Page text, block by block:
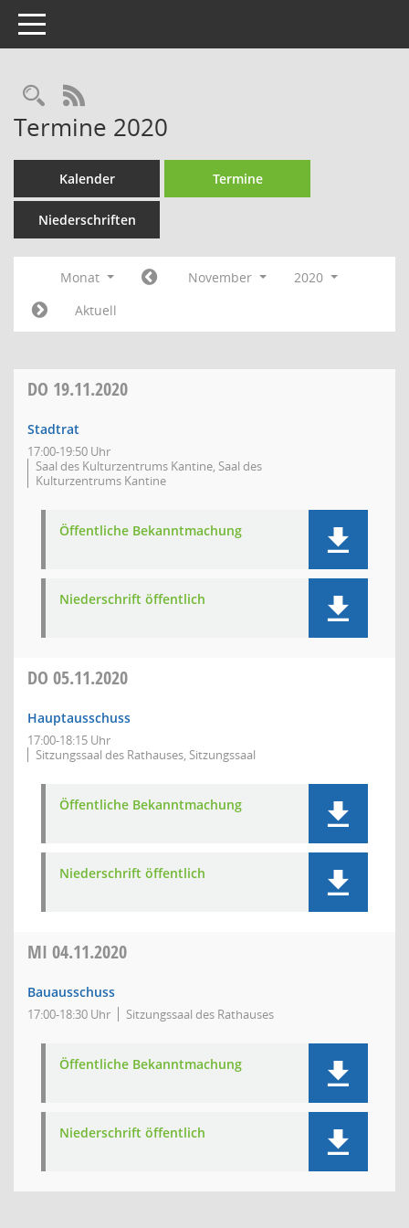
Toggle navigation
Rechercheauswahl
RSS-Feed
Termine 2020
Kalender Termine
Niederschriften
Monat November
2020
Aktuell
DO 19.11.2020
Stadtrat
17:00-19:50 Uhr
Saal des Kulturzentrums Kantine, Saal des
Kulturzentrums Kantine
Öffentliche Bekanntmachung
Niederschrift öffentlich
DO 05.11.2020
Hauptausschuss
17:00-18:15 Uhr
Sitzungssaal des Rathauses, Sitzungssaal
Öffentliche Bekanntmachung
Niederschrift öffentlich
MI 04.11.2020
Bauausschuss
17:00-18:30 Uhr Sitzungssaal des Rathauses
Öffentliche Bekanntmachung
Niederschrift öffentlich